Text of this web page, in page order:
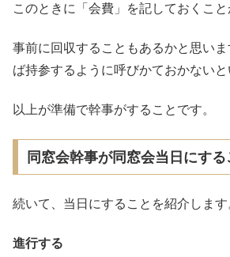
このときに「会費」を記しておくこと
事前に回収することもあるかと思い
ば持参するように呼びかておかないと
以上が準備で幹事がすることです。
同窓会幹事が同窓会当日にする
続いて、当日にすることを紹介します
進行する